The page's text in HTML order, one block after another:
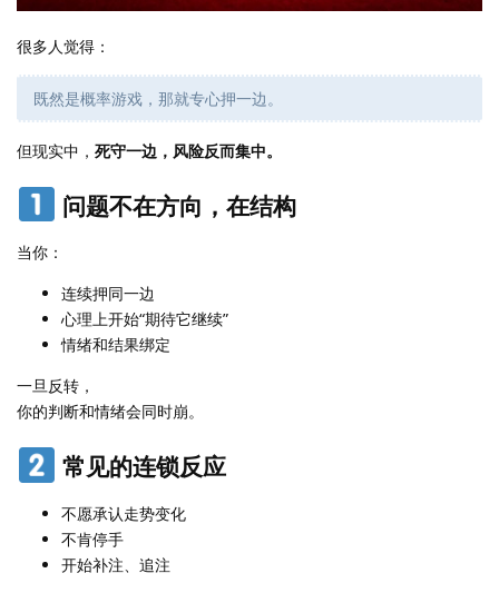
很多人觉得：
既然是概率游戏，那就专心押一边。
但现实中， 死守一边，风险反而集中。
问题不在方向，在结构
当你：
连续押同一边
心理上开始“期待它继续”
情绪和结果绑定
一旦反转，
你的判断和情绪会同时崩。
常见的连锁反应
不愿承认走势变化
不肯停手
开始补注、追注